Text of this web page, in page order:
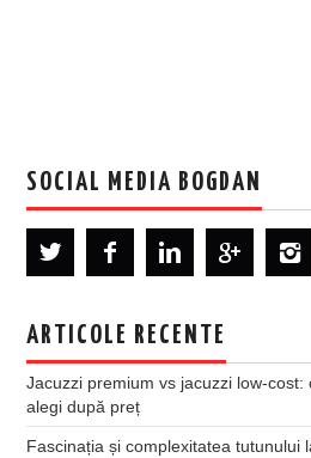
SOCIAL MEDIA BOGDAN
ARTICOLE RECENTE
Jacuzzi premium vs jacuzzi low-
alegi după preț
Fascinația și complexitatea tutunului